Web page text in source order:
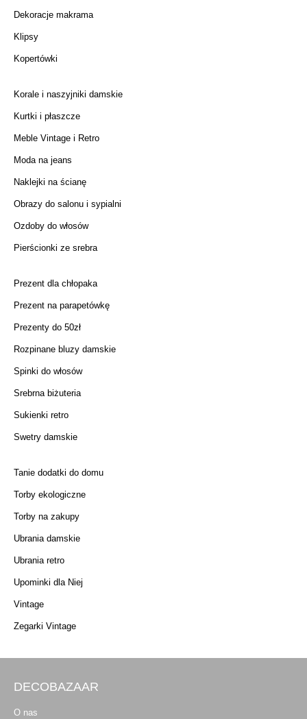
Dekoracje makrama
Klipsy
Kopertówki
Korale i naszyjniki damskie
Kurtki i płaszcze
Meble Vintage i Retro
Moda na jeans
Naklejki na ścianę
Obrazy do salonu i sypialni
Ozdoby do włosów
Pierścionki ze srebra
Prezent dla chłopaka
Prezent na parapetówkę
Prezenty do 50zł
Rozpinane bluzy damskie
Spinki do włosów
Srebrna biżuteria
Sukienki retro
Swetry damskie
Tanie dodatki do domu
Torby ekologiczne
Torby na zakupy
Ubrania damskie
Ubrania retro
Upominki dla Niej
Vintage
Zegarki Vintage
DECOBAZAAR
O nas